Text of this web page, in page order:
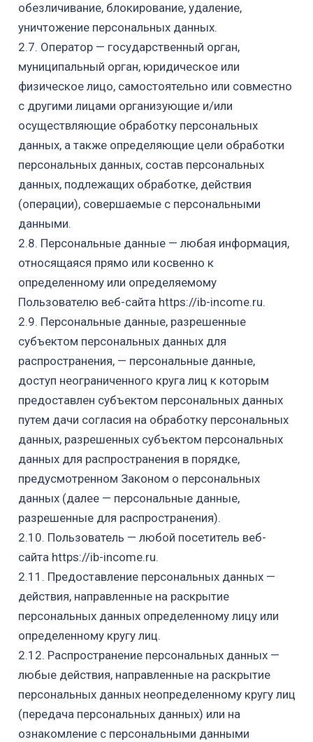
обезличивание, блокирование, удаление,
уничтожение персональных данных.
2.7. Оператор — государственный орган,
муниципальный орган, юридическое или
физическое лицо, самостоятельно или совместно
с другими лицами организующие и/или
осуществляющие обработку персональных
данных, а также определяющие цели обработки
персональных данных, состав персональных
данных, подлежащих обработке, действия
(операции), совершаемые с персональными
данными.
2.8. Персональные данные — любая информация,
относящаяся прямо или косвенно к
определенному или определяемому
Пользователю веб-сайтаhttps://ib-income.ru.
2.9. Персональные данные, разрешенные
субъектом персональных данных для
распространения, — персональные данные,
доступ неограниченного круга лиц к которым
предоставлен субъектом персональных данных
путем дачи согласия на обработку персональных
данных, разрешенных субъектом персональных
данных для распространения в порядке,
предусмотренном Законом о персональных
данных (далее — персональные данные,
разрешенные для распространения).
2.10. Пользователь — любой посетитель веб-
сайтаhttps://ib-income.ru.
2.11. Предоставление персональных данных —
действия, направленные на раскрытие
персональных данных определенному лицу или
определенному кругу лиц.
2.12. Распространение персональных данных —
любые действия, направленные на раскрытие
персональных данных неопределенному кругу лиц
(передача персональных данных) или на
ознакомление с персональными данными